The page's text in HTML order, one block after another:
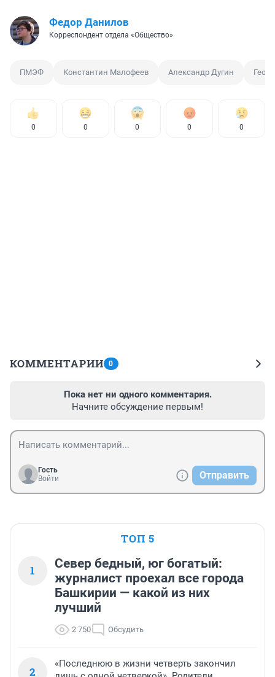
Федор Данилов
Корреспондент отдела «Общество»
ПМЭФ Константин Малофеев Александр Дугин
0 0 0 0 0
КОММЕНТАРИИ 0
Пока нет ни одного комментария.
Начните обсуждение первым!
Гость
Войти
Отправить
ТОП 5
1
Север бедный, юг богатый:
журналист проехал все города
Башкирии — какой из них
лучший
2 750 Обсудить
2
«Последнюю в жизни четверть закончил